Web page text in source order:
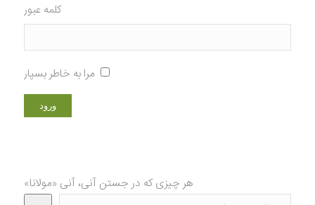
کلمه عبور
مرا به خاطر بسپار
هر چیزی که در جستن آنی، آنی «مولانا»